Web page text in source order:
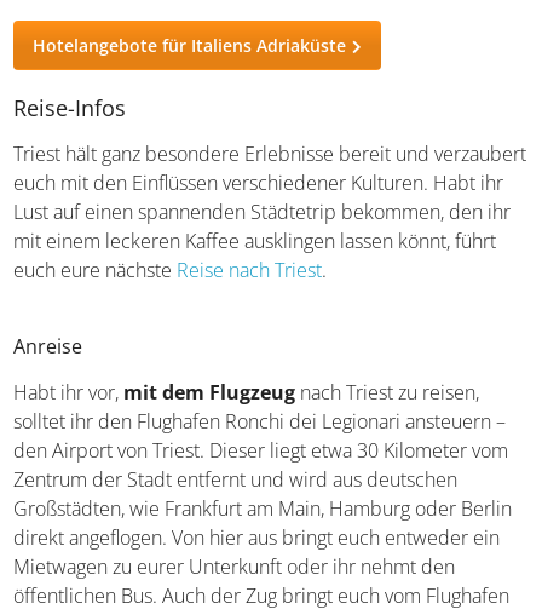
Reiseangebote für Italiens Adriaküste
Reise-Infos
Triest hält ganz besondere Erlebnisse bereit und
verzaubert euch mit den Einflüssen verschiedener
Kulturen. Habt ihr Lust auf einen spannenden Städtetrip
Anreise
Habt ihr vor, mit dem Flugzeugnach Triest zu reisen,
solltet ihr den Flughafen Ronchi dei Legionari ansteuern –
den Airport von Triest. Dieser liegt etwa 30 Kilometer vom
Zentrum der Stadt entfernt und wird aus deutschen
Großstädten, wie Frankfurt am Main, Hamburg oder
Berlin direkt angeflogen. Von hier aus bringt euch